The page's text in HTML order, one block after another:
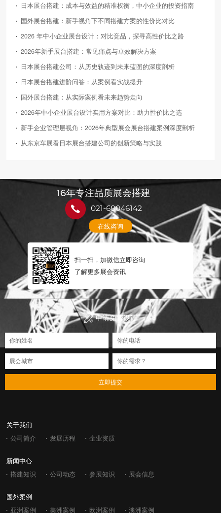
日本展台搭建：成本与效益的精准权衡，中小企业的投资指南
国外展台搭建：新手视角下不同搭建方案的性价比对比
2026 年中小企业展台设计：对比竞品，探寻高性价比之路
2026年新手展台搭建：常见痛点与卓效解决方案
日本展台搭建公司：从历史轨迹到未来蓝图的深度剖析
日本展台搭建进阶问答：从案例看实战提升
国外展台搭建：从实际案例看未来趋势走向
2026年中小企业展台设计实用方案对比：助力性价比之选
新手企业管理层视角：2026年典型展会展台搭建案例深度剖析
从东京车展看日本展台搭建公司的创新策略与实践
16年专注品质展会搭建
021-68046142
在线咨询
扫一扫，加微信立即咨询
了解更多展会资讯
申请免费设计
立即提交
关于我们
公司简介 发展历程 企业资质
新闻中心
搭建知识 公司动态 参展知识 展会信息
国外案例
亚洲案例 美洲案例 欧洲案例 澳洲案例